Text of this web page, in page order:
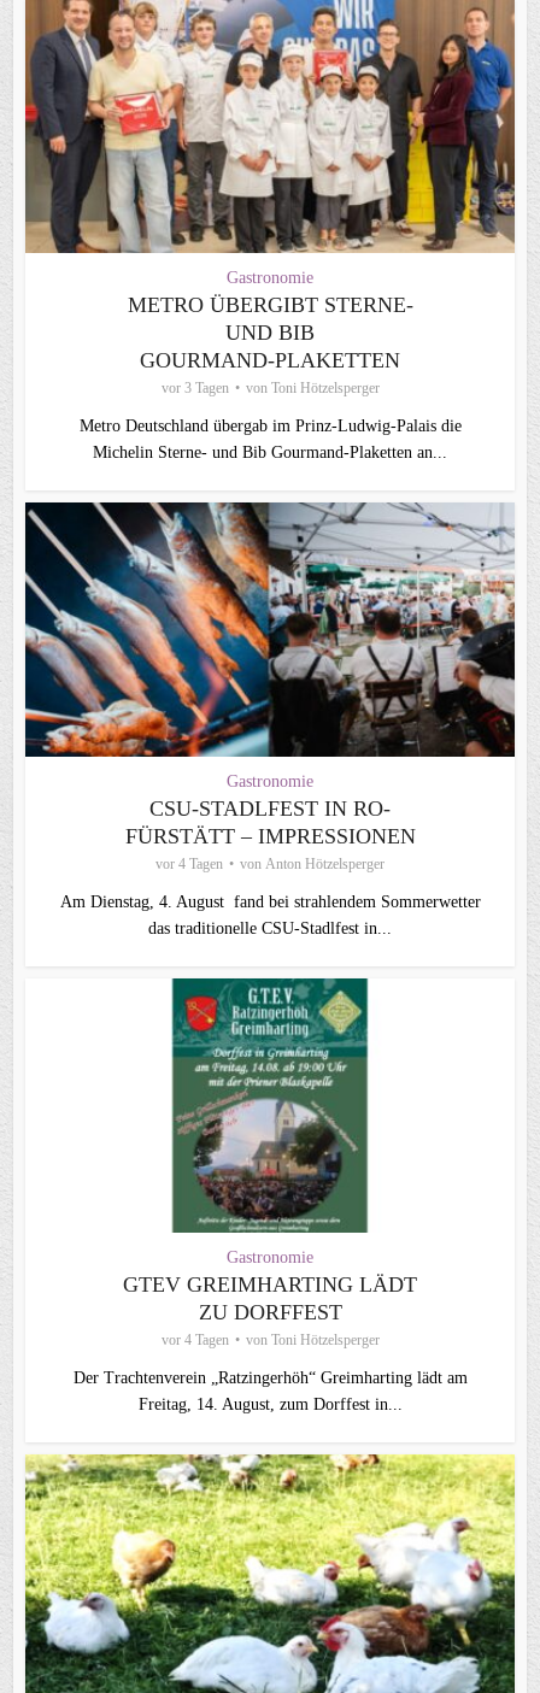
Gastronomie
METRO ÜBERGIBT STERNE-
UND BIB
GOURMAND‑PLAKETTEN
vor 3 Tagen von Toni Hötzelsperger
Metro Deutschland übergab im Prinz-Ludwig-Palais die
Michelin Sterne- und Bib Gourmand-Plaketten an...
Gastronomie
CSU-STADLFEST IN RO-
FÜRSTÄTT – IMPRESSIONEN
vor 4 Tagen von Anton Hötzelsperger
Am Dienstag, 4. August fand bei strahlendem Sommerwetter
das traditionelle CSU-Stadlfest in...
Gastronomie
GTEV GREIMHARTING LÄDT
ZU DORFFEST
vor 4 Tagen von Toni Hötzelsperger
Der Trachtenverein „Ratzingerhöh“ Greimharting lädt am
Freitag, 14. August, zum Dorffest in...